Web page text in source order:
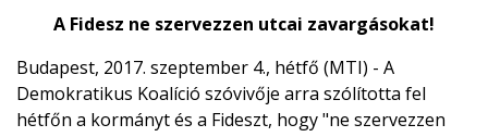
A Fidesz ne szervezzen utcai zavargásokat!
Budapest, 2017. szeptember 4., hétfő (MTI) - A
Demokratikus Koalíció szóvivője arra szólította fel
hétfőn a kormányt és a Fideszt, hogy "ne szervezzen